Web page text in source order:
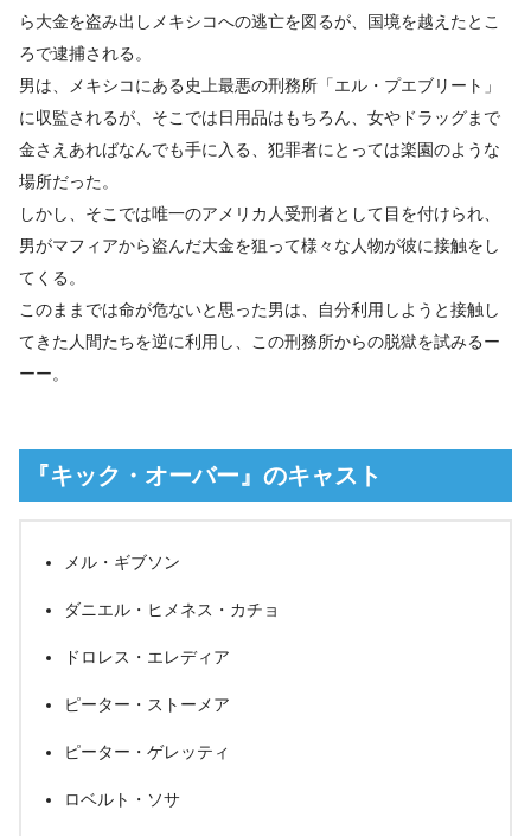
ら大金を盗み出しメキシコへの逃亡を図るが、国境を越えたとこ
ろで逮捕される。
男は、メキシコにある史上最悪の刑務所「エル・プエブリート」
に収監されるが、そこでは日用品はもちろん、女やドラッグまで
金さえあればなんでも手に入る、犯罪者にとっては楽園のような
場所だった。
しかし、そこでは唯一のアメリカ人受刑者として目を付けられ、
男がマフィアから盗んだ大金を狙って様々な人物が彼に接触をし
てくる。
このままでは命が危ないと思った男は、自分利用しようと接触し
てきた人間たちを逆に利用し、この刑務所からの脱獄を試みるー
ーー。
『キック・オーバー』のキャスト
メル・ギブソン
ダニエル・ヒメネス・カチョ
ドロレス・エレディア
ピーター・ストーメア
ピーター・ゲレッティ
ロベルト・ソサ